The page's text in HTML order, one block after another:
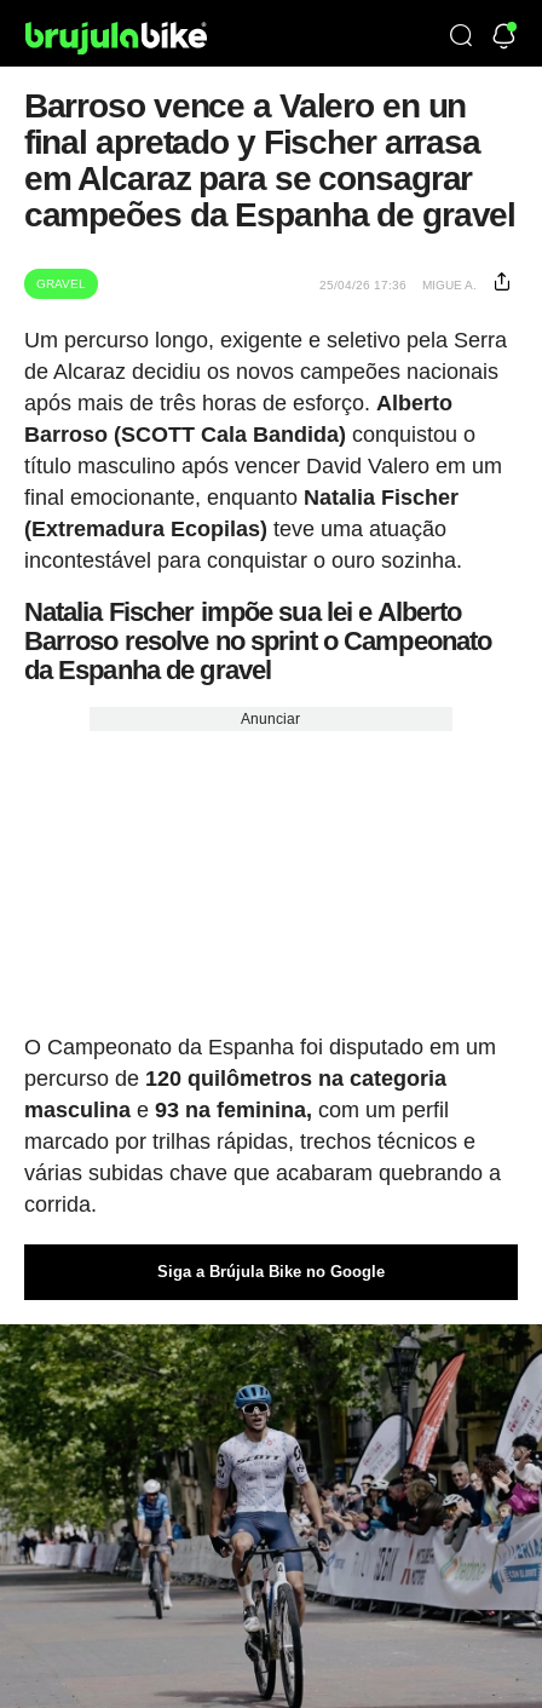
Barroso vence a Valero en un
final apretado y Fischer arrasa
em Alcaraz para se consagrar
campeões da Espanha de gravel
GRAVEL 25/04/26 17:36 MIGUE A.
Um percurso longo, exigente e seletivo pela Serra
de Alcaraz decidiu os novos campeões nacionais
após mais de três horas de esforço. Alberto
Barroso (SCOTT Cala Bandida) conquistou o
título masculino após vencer David Valero em um
final emocionante, enquanto Natalia Fischer
(Extremadura Ecopilas) teve uma atuação
incontestável para conquistar o ouro sozinha.
Natalia Fischer impõe sua lei e Alberto
Barroso resolve no sprint o Campeonato
da Espanha de gravel
Anunciar
O Campeonato da Espanha foi disputado em um
percurso de 120 quilômetros na categoria
masculinae 93 na feminina, com um perfil
marcado por trilhas rápidas, trechos técnicos e
várias subidas chave que acabaram quebrando a
corrida.
Siga a Brújula Bike no Google